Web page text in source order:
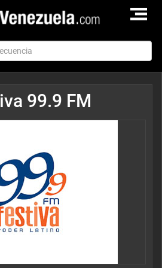
TOGGLE
99.9 FM